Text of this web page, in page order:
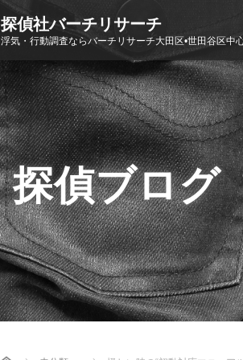
探偵社バーチリサーチ
浮気・行動調査ならバーチリサーチ大田区•世田谷区中
探偵ブログ